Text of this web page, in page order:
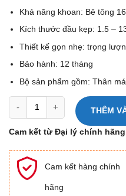
Khả năng khoan: Bê tông
Kích thước đầu kẹp: 1.5 –
Thiết kế gọn nhẹ: trọng
Bảo hành: 12 tháng
Bộ sản phẩm gồm: Thân
Máy khoan động lực Bosch
THÊM
Cam kết từ Đại lý chính
Cam kết hàng chính
hãng